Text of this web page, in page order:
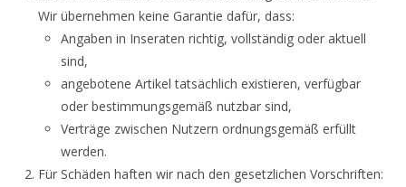
Wir übernehmen keine Garantie dafür, dass:
Angaben in Inseraten richtig, vollständig oder aktuell
sind,
angebotene Artikel tatsächlich existieren, verfügbar
oder bestimmungsgemäß nutzbar sind,
Verträge zwischen Nutzern ordnungsgemäß erfüllt
werden.
Für Schäden haften wir nach den gesetzlichen Vorschriften: